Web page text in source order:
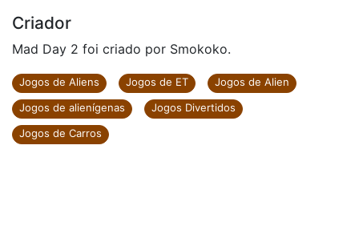
Criador
Mad Day 2 foi criado por Smokoko.
Jogos de Aliens Jogos de ET
Jogos de Alien
Jogos de alienígenas
Jogos Divertidos
Jogos de Carros